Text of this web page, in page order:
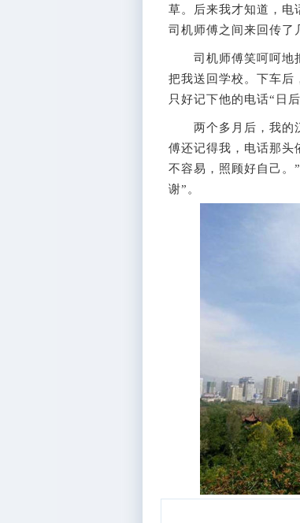
草。后来我才知道，电
司机师傅之间来回传了
司机师傅笑呵呵地把
把我送回学校。下车后
只好记下他的电话“日后
两个多月后，我的汉
傅还记得我，电话那头
不容易，照顾好自己。
谢”。